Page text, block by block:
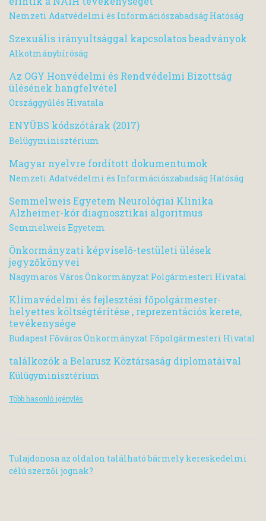
Nemzeti Adatvédelmi és Információszabadság Hatóság
Szexuális irányultsággal kapcsolatos beadványok
Alkotmánybíróság
Az OGY Honvédelmi és Rendvédelmi Bizottság
ülésének hangfelvétel
Országgyűlés Hivatala
ENYÜBS kódszótárak (2017)
Belügyminisztérium
Magyar nyelvre fordított dokumentumok
Nemzeti Adatvédelmi és Információszabadság Hatóság
Semmelweis Egyetem Neurológiai Klinika
Alzheimer-kór diagnosztikai algoritmus
Semmelweis Egyetem
Önkormányzati képviselő-testületi ülések
jegyzőkönyvei
Nagymaros Város Önkormányzat Polgármesteri Hivatal
Klímavédelmi és fejlesztési főpolgármester-
helyettes költségtérítése , reprezentációs kerete,
tevékenysége
Budapest Főváros Önkormányzat Főpolgármesteri Hivatal
találkozók a Belarusz Köztársaság diplomatáival
Külügyminisztérium
Több hasonló igénylés
Tulajdonosa az oldalon található bármely kereskedelmi
célú szerzői jognak?